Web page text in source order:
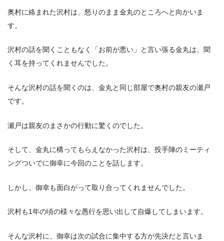
奥村に絡まれた沢村は、怒りのまま金丸のところへと向かいま
す。
沢村の話を聞くこともなく「お前が悪い」と言い張る金丸は、聞
く耳を持ってくれませんでした。
そんな沢村の話を聞くのは、金丸と同じ部屋で奥村の親友の瀬戸
です。
瀬戸は親友のまさかの行動に驚くのでした。
そして、金丸に構ってもらえなかった沢村は、投手陣のミーティ
ングついでに御幸に今回のことを話します。
しかし、御幸も面白がって取り合ってくれませんでした。
沢村も1年の頃の様々な愚行を思い出して自爆してしまいます。
そんな沢村に、御幸は次の試合に集中する方が先決だと言いま